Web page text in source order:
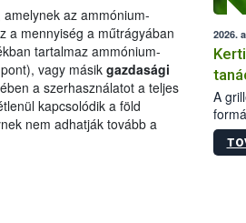
az ammónium-
a mennyiség a műtrágyában
tartalmaz ammónium-
vagy másikgazdasági
a szerhasználatot a teljes
kapcsolódik a föld
nem adhatják tovább a
2026.
A